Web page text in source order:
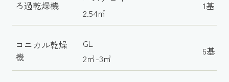
ろ過乾燥機
2.54㎡
1基
コニカル乾燥
機
GL
2㎥-3㎥
6基